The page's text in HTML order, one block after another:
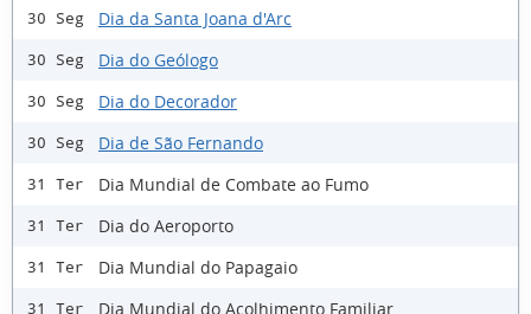
30 Seg Dia da Santa Joana d'Arc
30 Seg Dia do Geólogo
30 Seg Dia do Decorador
30 Seg Dia de São Fernando
31 Ter Dia Mundial de Combate ao Fumo
31 Ter Dia do Aeroporto
31 Ter Dia Mundial do Papagaio
31 Ter Dia Mundial do Acolhimento Familiar